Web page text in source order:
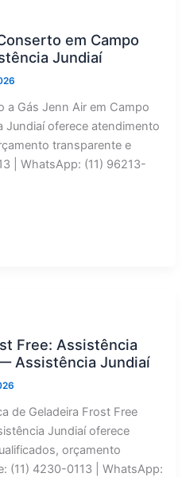
em Campo
Jundiaí
a Gás Jenn Air em Campo
Jundiaí oferece atendimento
transparente e
| WhatsApp: (11) 96213-
Free: Assistência
Assistência Jundiaí
de Geladeira Frost Free
Jundiaí oferece
orçamento
(11) 4230-0113 | WhatsApp: